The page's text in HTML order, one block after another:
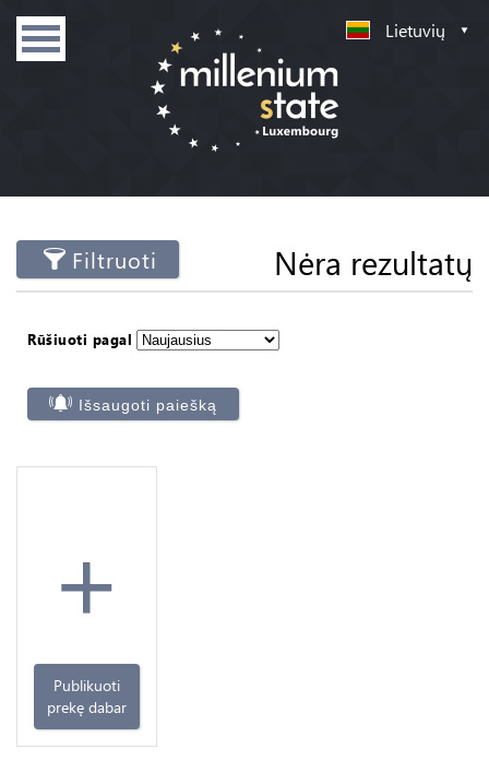
Lietuvių
Filtruoti Nėra rezultatų
Rūšiuoti pagal
Išsaugoti paiešką
+
Publikuoti
prekę dabar